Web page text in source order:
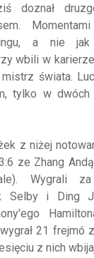
doznał
a nie
wbili w
świata.
tylko w dwóch
z niżej
ze Zhang
Wygrali
Selby i Ding
21 frejmó
z nich